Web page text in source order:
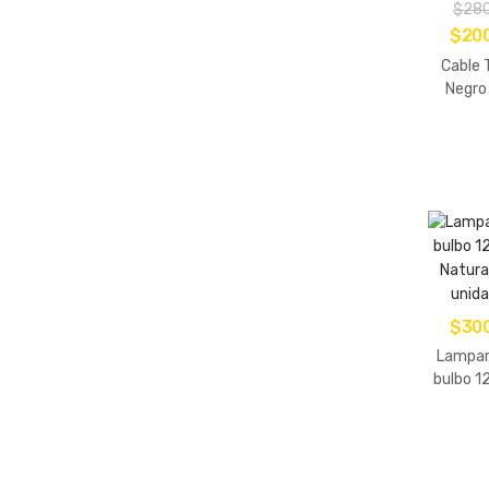
$
El
$
Cable
$
bulbo